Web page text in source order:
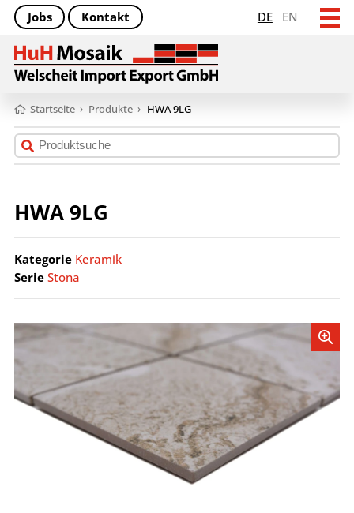
DE EN
Jobs Kontakt
Startseite › Produkte › HWA 9LG
HWA 9LG
Kategorie Keramik
Serie Stona